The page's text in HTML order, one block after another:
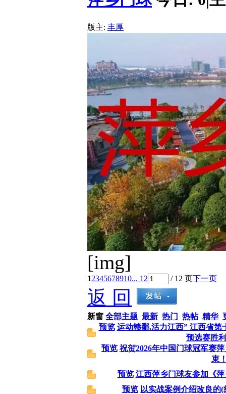
版主: 丰厚
[img]
12345678910... 12 / 12 页下一页
返 回
新窗 全部主题 最新 热门 热帖 精华
预览 运动赣鄱.活力江西” 江西省
预选赛胜
预览 祝贺2026年中国门球冠军赛
束
预览 江西萍乡门球友参加《
预览 以实战案例介绍改良